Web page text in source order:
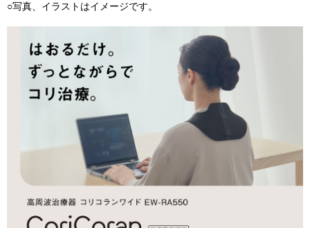
○写真、イラストはイメージです。